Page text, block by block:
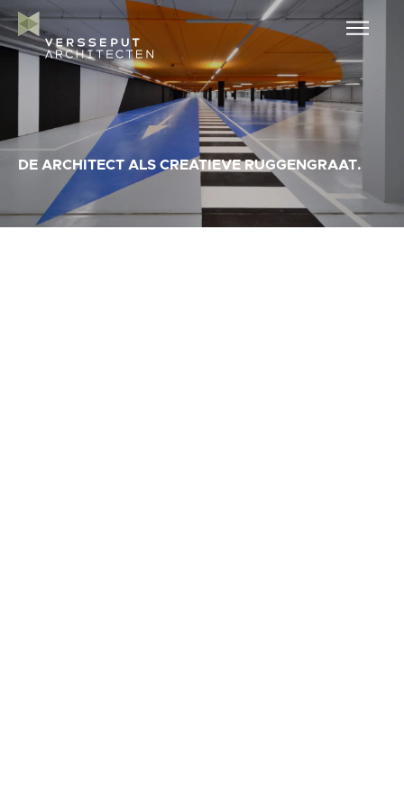
DE ARCHITECT ALS CREATIEVE RUGGENGRAAT.